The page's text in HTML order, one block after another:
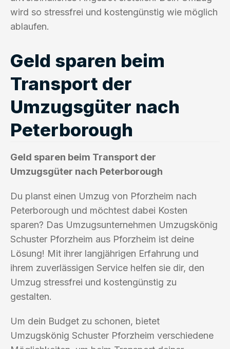
wird so stressfrei und kostengünstig wie möglich
ablaufen.
Geld sparen beim
Transport der
Umzugsgüter nach
Peterborough
Geld sparen beim Transport der
Umzugsgüter nach Peterborough
Du planst einen Umzug von Pforzheim nach
Peterborough und möchtest dabei Kosten
sparen? Das Umzugsunternehmen Umzugskönig
Schuster Pforzheim aus Pforzheim ist deine
Lösung! Mit ihrer langjährigen Erfahrung und
ihrem zuverlässigen Service helfen sie dir, den
Umzug stressfrei und kostengünstig zu
gestalten.
Um dein Budget zu schonen, bietet
Umzugskönig Schuster Pforzheim verschiedene